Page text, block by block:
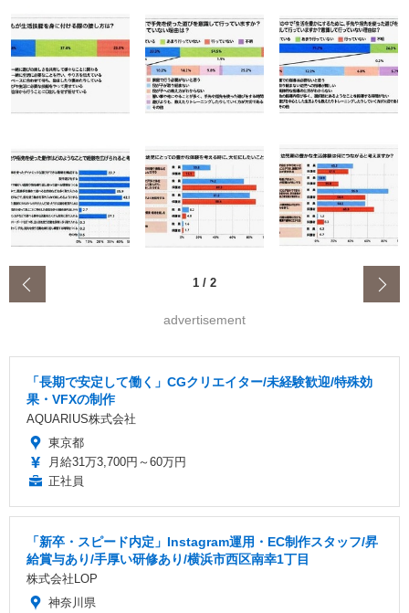
1 / 2
advertisement
「長期で安定して働く」CGクリエイター/未経験歓迎/特殊効
果・VFXの制作
AQUARIUS株式会社
東京都
月給31万3,700円～60万円
正社員
「新卒・スピード内定」Instagram運用・EC制作スタッフ/昇
給賞与あり/手厚い研修あり/横浜市西区南幸1丁目
株式会社LOP
神奈川県